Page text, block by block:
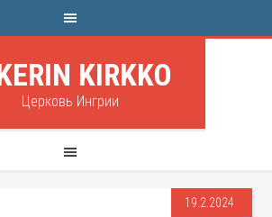
KIRKKO
Церковь Ингрии
19.2.2024